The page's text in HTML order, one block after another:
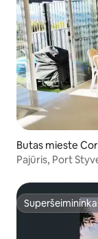
Butas mieste
Pajūris, Port